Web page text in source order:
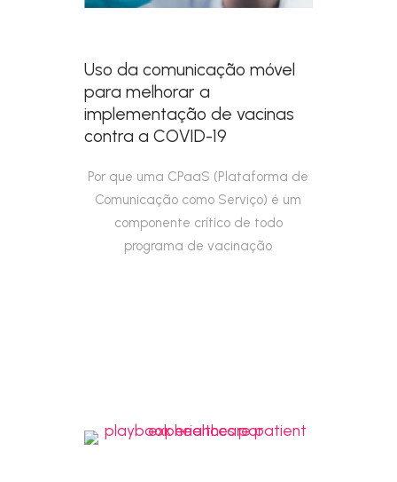
Uso da comunicação móvel
para melhorar a
implementação de vacinas
contra a COVID-19
Por que uma CPaaS (Plataforma de
Comunicação como Serviço) é um
componente crítico de todo
programa de vacinação